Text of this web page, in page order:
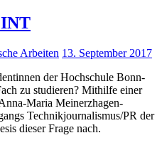
Arbeiten 13. September 2017
der Hochschule Bonn-
zu studieren? Mithilfe einer
Maria Meinerzhagen-
Technikjournalismus/PR der
dieser Frage nach.